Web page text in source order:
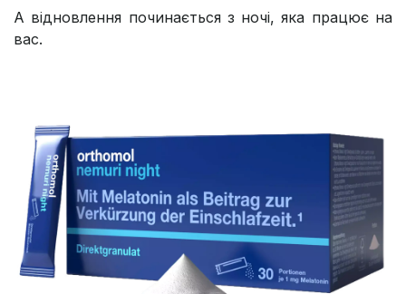
А відновлення починається з ночі, яка працює на
вас.